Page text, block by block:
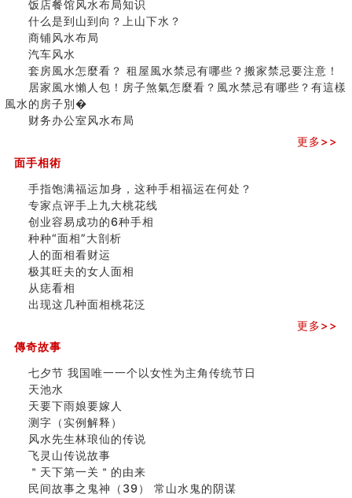
中國改革開放總設計師鄧小平命造 (名人八字淺析八）
测字（实例解释）
精选1000个五行属火的字
玄空本义(七)
刘燮鈞讲人相 手纹与命运(二)
商铺如何摆放物品催财招财
极其旺夫的女人面相
家居常見風水形煞及化解方法 (二)
居家風水懶人包！房子煞氣怎麼看？風水禁忌有哪些？有
這樣風水的房子別�
玄空本义(六)
额相与命运
风水先生林琅仙的传说
从痣看相
姓名陰陽配置的凶吉
六爻測住宅風水 (四)
玄空本义 (五)
财务办公室风水布局
玄空本义 (四)
六爻算卦：我俩之间是否还命中有未尽的缘分？
订婚就是定结婚日子吗
清朝慈禧太后命造 (名人八字淺析七）
玄空本义 (三)
飞灵山传说故事
命理解说：想请问什么时候能够遇到姻缘结婚？
商舖選址的風水講究 (下)
吉凶神跳上大运时的断法【四柱技巧】
运
程
(鼠
牛
虎)
运
程
(鸡
狗
猪)
运
羊
猴)
法
(一)
析
(
饭店餐馆风水布局知识
什么是到山到向？上山下水？
商铺风水布局
汽车风水
套房風水怎麼看？ 租屋風水禁忌有哪些？搬家禁忌要注意！
居家風水懶人包！房子煞氣怎麼看？風水禁忌有哪些？有這樣
風水的房子別�
财务办公室风水布局
更多>>
面手相術
手指饱满福运加身，这种手相福运在何处？
专家点评手上九大桃花线
创业容易成功的6种手相
种种“面相”大剖析
人的面相看财运
极其旺夫的女人面相
从痣看相
出现这几种面相桃花泛
更多>>
傳奇故事
七夕节 我国唯一一个以女性为主角传统节日
天池水
天要下雨娘要嫁人
测字（实例解释）
风水先生林琅仙的传说
飞灵山传说故事
＂天下第一关＂的由来
民间故事之鬼神（39） 常山水鬼的阴谋